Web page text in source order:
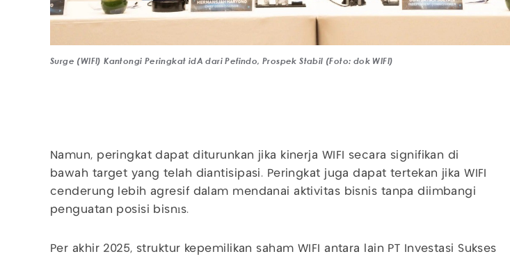
Surge (WIFI) Kantongi Peringkat idA dari Pefindo, Prospek Stabil (Foto: dok WIFI)
Namun, peringkat dapat diturunkan jika kinerja WIFI secara signifikan di
bawah target yang telah diantisipasi. Peringkat juga dapat tertekan jika WIFI
cenderung lebih agresif dalam mendanai aktivitas bisnis tanpa diimbangi
penguatan posisi bisnıs.
Per akhir 2025, struktur kepemilikan saham WIFI antara lain PT Investasi Sukses